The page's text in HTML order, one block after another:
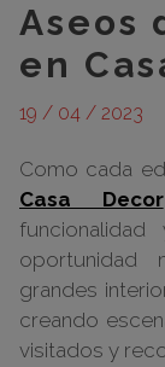
Aseos
en
19 / 04 / 2023
Como cada
Casa Decor
oportunidad
grandes
creando
visitados y